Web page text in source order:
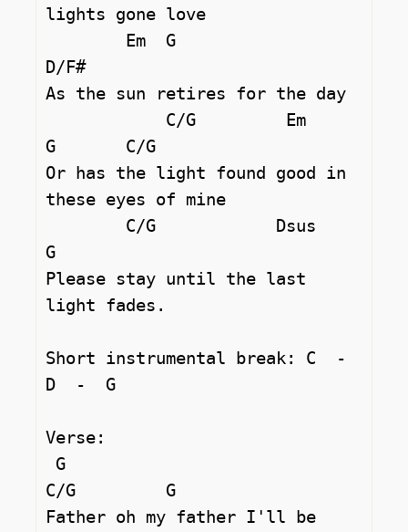
lights gone love
D/F#
As the sun retires for the day
G       C/G
Or has the light found good in
these eyes of mine
G
Please stay until the last
light fades.
Short instrumental break: C  -
D  -  G
Verse:
C/G         G
Father oh my father I'll be